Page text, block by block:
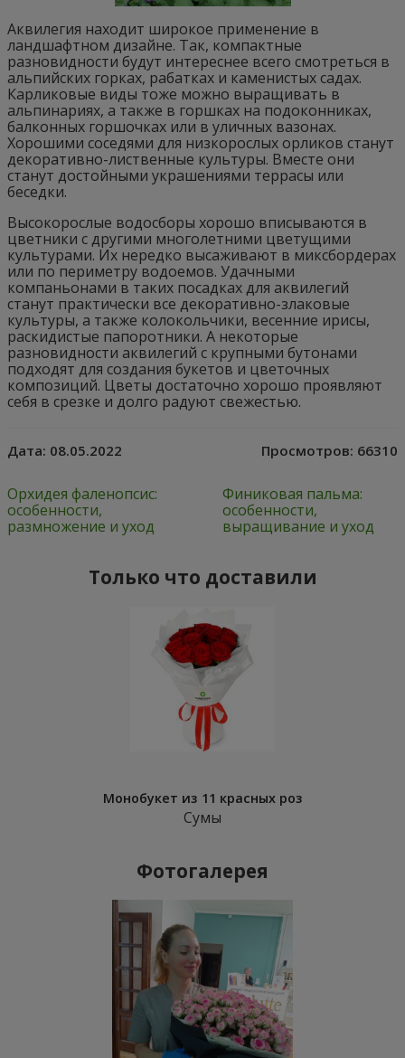
Аквилегия находит широкое применение в
ландшафтном дизайне. Так, компактные
разновидности будут интереснее всего смотреться в
альпийских горках, рабатках и каменистых садах.
Карликовые виды тоже можно выращивать в
альпинариях, а также в горшках на подоконниках,
балконных горшочках или в уличных вазонах.
Хорошими соседями для низкорослых орликов станут
декоративно-лиственные культуры. Вместе они
станут достойными украшениями террасы или
беседки.
Высокорослые водосборы хорошо вписываются в
цветники с другими многолетними цветущими
культурами. Их нередко высаживают в миксбордерах
или по периметру водоемов. Удачными
компаньонами в таких посадках для аквилегий
станут практически все декоративно-злаковые
культуры, а также колокольчики, весенние ирисы,
раскидистые папоротники. А некоторые
разновидности аквилегий с крупными бутонами
подходят для создания букетов и цветочных
композиций. Цветы достаточно хорошо проявляют
себя в срезке и долго радуют свежестью.
Дата: 08.05.2022 Просмотров: 66310
Орхидея фаленопсис:
особенности,
размножение и уход
Финиковая пальма:
особенности,
выращивание и уход
Только что доставили
Монобукет из 11 красных роз
Сумы
Фотогалерея